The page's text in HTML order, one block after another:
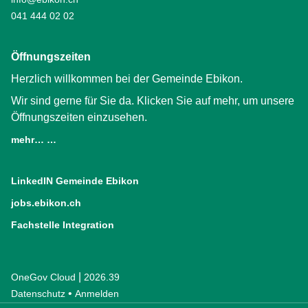
041 444 02 02
Öffnungszeiten
Herzlich willkommen bei der Gemeinde Ebikon.
Wir sind gerne für Sie da. Klicken Sie auf mehr, um unsere
Öffnungszeiten einzusehen.
mehr… …
LinkedIN Gemeinde Ebikon
jobs.ebikon.ch
Fachstelle Integration
OneGov Cloud (External Link)
2026.39
Datenschutz (External Link)
Anmelden